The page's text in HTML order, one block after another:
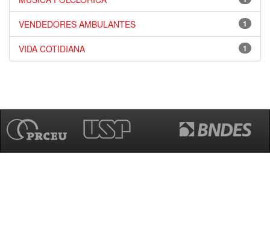
1
VENDEDORES AMBULANTES
1
VIDA COTIDIANA